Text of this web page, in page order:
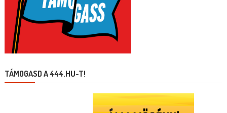
TÁMOGASD A 444.HU-T!